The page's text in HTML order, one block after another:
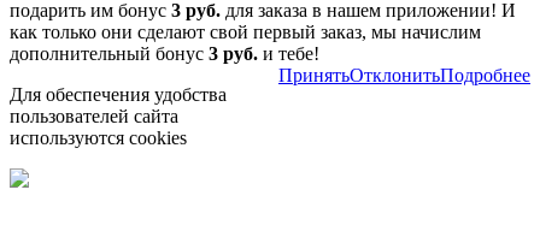
подарить им бонус 3 руб. для заказа в нашем приложении! И
как только они сделают свой первый заказ, мы начислим
дополнительный бонус 3 руб. и тебе!
Для обеспечения удобства
пользователей сайта
используются cookies
ПринятьОтклонитьПодробнее